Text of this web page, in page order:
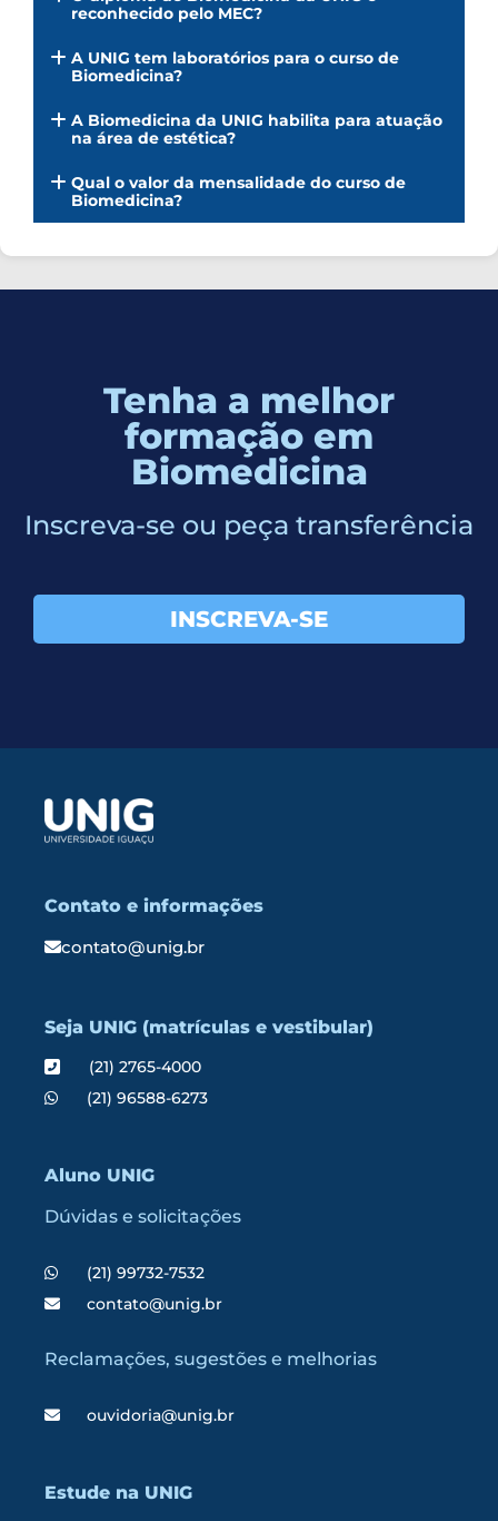
reconhecido pelo MEC?
A UNIG tem laboratórios para o curso de
Biomedicina?
A Biomedicina da UNIG habilita para atuação
na área de estética?
Qual o valor da mensalidade do curso de
Biomedicina?
Tenha a melhor
formação em
Biomedicina
Inscreva-se ou peça transferência
INSCREVA-SE
Contato e informações
contato@unig.br
Seja UNIG (matrículas e vestibular)
(21) 2765-4000
(21) 96588-6273
Aluno UNIG
Dúvidas e solicitações
(21) 99732-7532
contato@unig.br
Reclamações, sugestões e melhorias
ouvidoria@unig.br
Estude na UNIG